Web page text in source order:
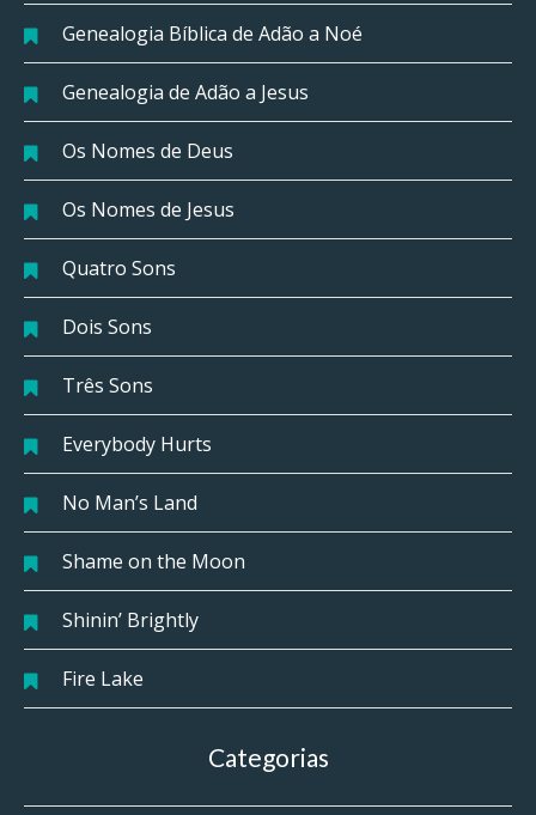
Genealogia Bíblica de Adão a Noé
Genealogia de Adão a Jesus
Os Nomes de Deus
Os Nomes de Jesus
Quatro Sons
Dois Sons
Três Sons
Everybody Hurts
No Man’s Land
Shame on the Moon
Shinin’ Brightly
Fire Lake
Categorias